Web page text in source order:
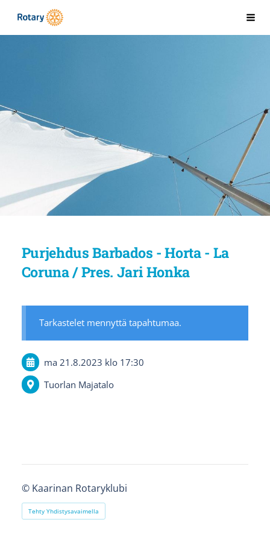
Siirry
Kaarinan Rotaryklubi
Purjehdus Barbados - Horta - La
Coruna / Pres. Jari Honka
Tarkastelet mennyttä tapahtumaa.
ma 21.8.2023 klo 17:30
Tuorlan Majatalo
© Kaarinan Rotaryklubi
Tehty Yhdistysavaimella